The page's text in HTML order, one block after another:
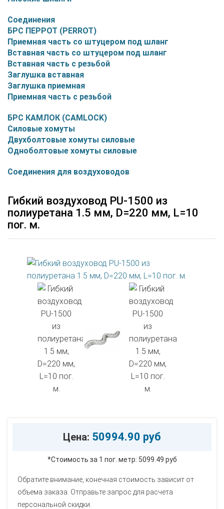
Соединения
БРС ПЕРРОТ (PERROT)
Приемная часть со штуцером под шланг
Вставная часть со штуцером под шланг
Вставная часть с резьбой
Заглушка вставная
Заглушка приемная
Приемная часть с резьбой
БРС КАМЛОК (CAMLOCK)
Силовые хомуты
Двухболтовые хомуты силовые
Одноболтовые хомуты силовые
Соединения для воздуховодов
Гибкий воздуховод PU-1500 из
полиуретана 1.5 мм, D=220 мм, L=10
пог. м.
Цена: 50994.90 руб
*Стоимость за 1 пог. метр: 5099.49 руб
Обратите внимание, конечная стоимость зависит от
объема заказа. Отправьте запрос для расчета
персональной скидки.